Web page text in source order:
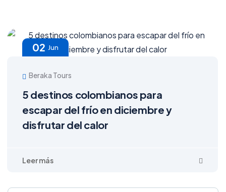
02 Jun
Beraka Tours
5 destinos colombianos para
escapar del frío en diciembre y
disfrutar del calor